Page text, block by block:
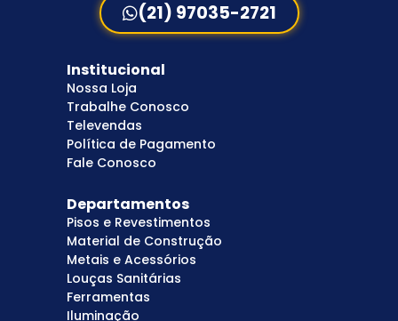
(21) 97035-2721
Institucional
Nossa Loja
Trabalhe Conosco
Televendas
Política de Pagamento
Fale Conosco
Departamentos
Pisos e Revestimentos
Material de Construção
Metais e Acessórios
Louças Sanitárias
Ferramentas
Iluminação